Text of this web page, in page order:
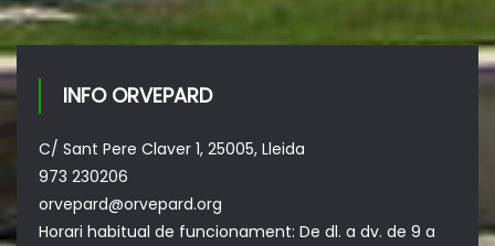
INFO ORVEPARD
C/ Sant Pere Claver 1, 25005, Lleida
973 230206
orvepard@orvepard.org
Horari habitual de funcionament: De dl. a dv. de 9 a